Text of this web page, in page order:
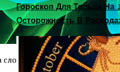
Гороскоп Для Тельца На
Осторожность В